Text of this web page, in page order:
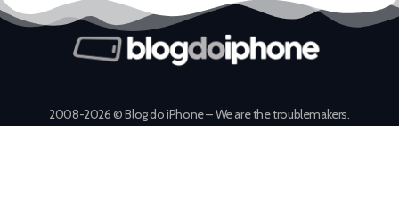
2008-2026 © Blog do iPhone – We are the troublemakers.